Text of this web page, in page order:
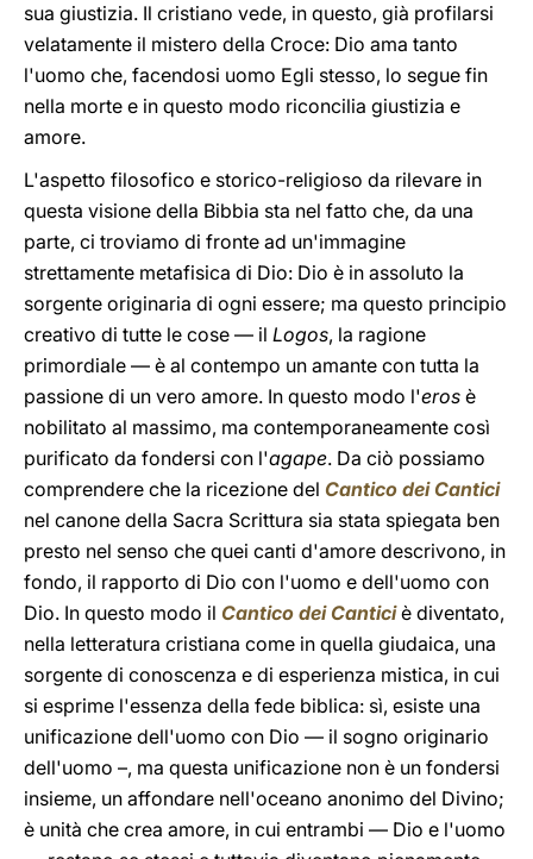
sua giustizia. Il cristiano vede, in questo, già profilarsi
velatamente il mistero della Croce: Dio ama tanto
l'uomo che, facendosi uomo Egli stesso, lo segue fin
nella morte e in questo modo riconcilia giustizia e
amore.
L'aspetto filosofico e storico-religioso da rilevare in
questa visione della Bibbia sta nel fatto che, da una
parte, ci troviamo di fronte ad un'immagine
strettamente metafisica di Dio: Dio è in assoluto la
sorgente originaria di ogni essere; ma questo principio
creativo di tutte le cose — il Logos, la ragione
primordiale — è al contempo un amante con tutta la
passione di un vero amore. In questo modo l'eros è
nobilitato al massimo, ma contemporaneamente così
purificato da fondersi con l'agape. Da ciò possiamo
comprendere che la ricezione del Cantico dei Cantici
nel canone della Sacra Scrittura sia stata spiegata ben
presto nel senso che quei canti d'amore descrivono, in
fondo, il rapporto di Dio con l'uomo e dell'uomo con
Dio. In questo modo il Cantico dei Canticiè diventato,
nella letteratura cristiana come in quella giudaica, una
sorgente di conoscenza e di esperienza mistica, in cui
si esprime l'essenza della fede biblica: sì, esiste una
unificazione dell'uomo con Dio — il sogno originario
dell'uomo –, ma questa unificazione non è un fondersi
insieme, un affondare nell'oceano anonimo del Divino;
è unità che crea amore, in cui entrambi — Dio e l'uomo